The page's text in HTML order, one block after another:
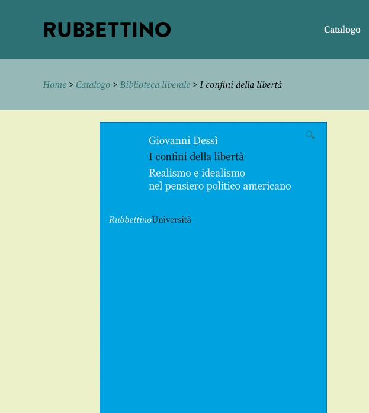
Catalogo
Home > Catalogo > Biblioteca liberale > I confini della libertà
🔍